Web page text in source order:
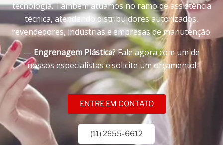
tecnologia. Também atuamos no ramo de assistência
técnica, atendendo distribuidores autorizados,
revendedores, indústrias e empresas de manutenção.
— Engrenagem Plástica? Fale agora com um de
nossos especialistas e solicite um orçamento!
ENTRE EM CONTATO
(11) 2955-6612